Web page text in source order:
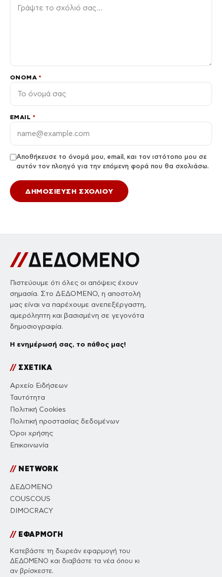
ΌΝΟΜΑ *
EMAIL *
Αποθήκευσε το όνομά μου, email, και τον ιστότοπο μου σε
αυτόν τον πλοηγό για την επόμενη φορά που θα σχολιάσω.
Πιστεύουμε ότι όλες οι απόψεις έχουν
σημασία. Στο ΔΕΔΟΜΕΝΟ, η αποστολή
μας είναι να παρέχουμε ανεπεξέργαστη,
αμερόληπτη και βασισμένη σε γεγονότα
δημοσιογραφία.
Η ενημέρωσή σας, το πάθος μας!
//ΣΧΕΤΙΚΑ
Αρχείο Ειδήσεων
Ταυτότητα
Πολιτική Cookies
Πολιτική προστασίας δεδομένων
Όροι χρήσης
Επικοινωνία
//NETWORK
ΔΕΔΟΜΕΝΟ
COUSCOUS
DIMOCRACY
//ΕΦΑΡΜΟΓΗ
Κατεβάστε τη δωρεάν εφαρμογή του
ΔΕΔΟΜΕΝΟ και διαβάστε τα νέα όπου κι
αν βρίσκεστε.